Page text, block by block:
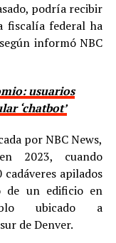
podría recibir
fiscalía federal ha
informó NBC
usuarios
‘chatbot’
por NBC News,
2023, cuando
apilados
de un edificio en
ubicado a
de Denver.